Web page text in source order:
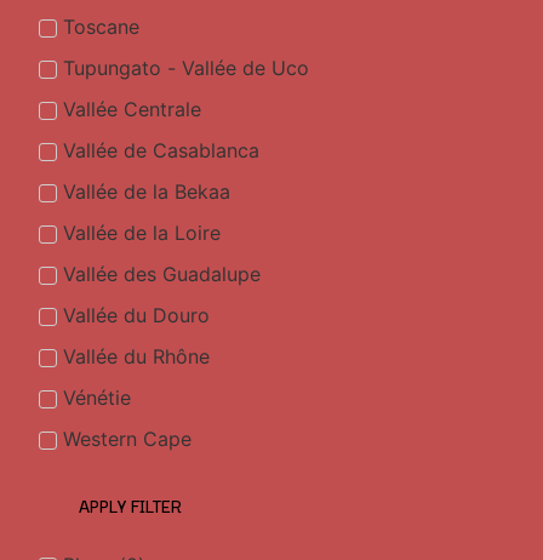
Toscane
Tupungato - Vallée de Uco
Vallée Centrale
Vallée de Casablanca
Vallée de la Bekaa
Vallée de la Loire
Vallée des Guadalupe
Vallée du Douro
Vallée du Rhône
Vénétie
Western Cape
APPLY FILTER